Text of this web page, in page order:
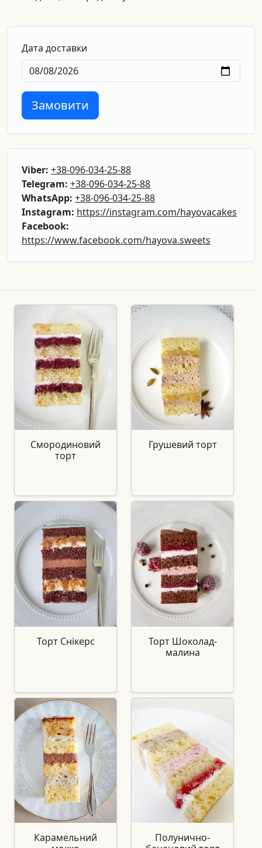
Дата доставки
Замовити
Viber: +38-096-034-25-88
Telegram: +38-096-034-25-88
WhatsApp: +38-096-034-25-88
Instagram: https://instagram.com/hayovacakes
Facebook:
https://www.facebook.com/hayova.sweets
Смородиновий
торт
Грушевий торт
Торт Снікерс
Торт Шоколад-
малина
Карамельний
Полунично-